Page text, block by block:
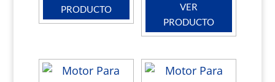
PRODUCTO
VER
PRODUCTO